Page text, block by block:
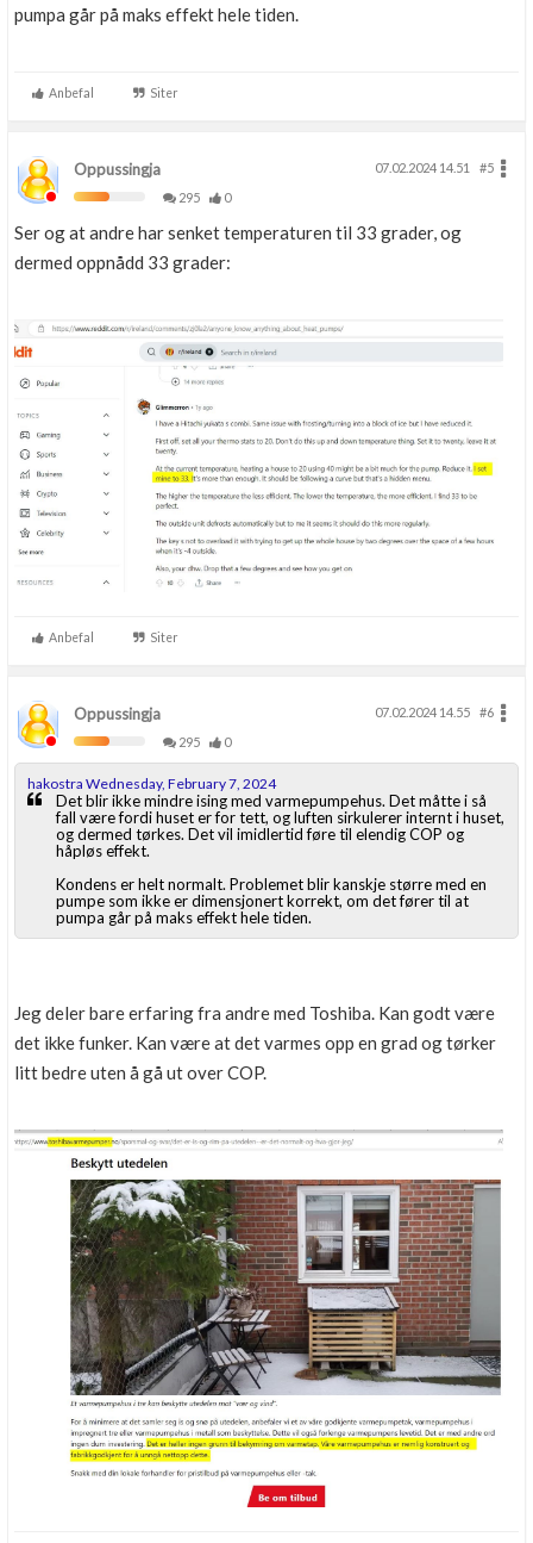
pumpa går på maks effekt hele tiden.
Anbefal Siter
Oppussingja 07.02.2024 14.51
#5
295
0
Ser og at andre har senket temperaturen til 33 grader, og
dermed oppnådd 33 grader:
Anbefal Siter
Oppussingja 07.02.2024 14.55
#6
295
0
hakostra Wednesday, February 7, 2024
Det blir ikke mindre ising med varmepumpehus. Det måtte i så
fall være fordi huset er for tett, og luften sirkulerer internt i huset,
og dermed tørkes. Det vil imidlertid føre til elendig COP og
håpløs effekt.
Kondens er helt normalt. Problemet blir kanskje større med en
pumpe som ikke er dimensjonert korrekt, om det fører til at
pumpa går på maks effekt hele tiden.
Jeg deler bare erfaring fra andre med Toshiba. Kan godt være
det ikke funker. Kan være at det varmes opp en grad og tørker
litt bedre uten å gå ut over COP.